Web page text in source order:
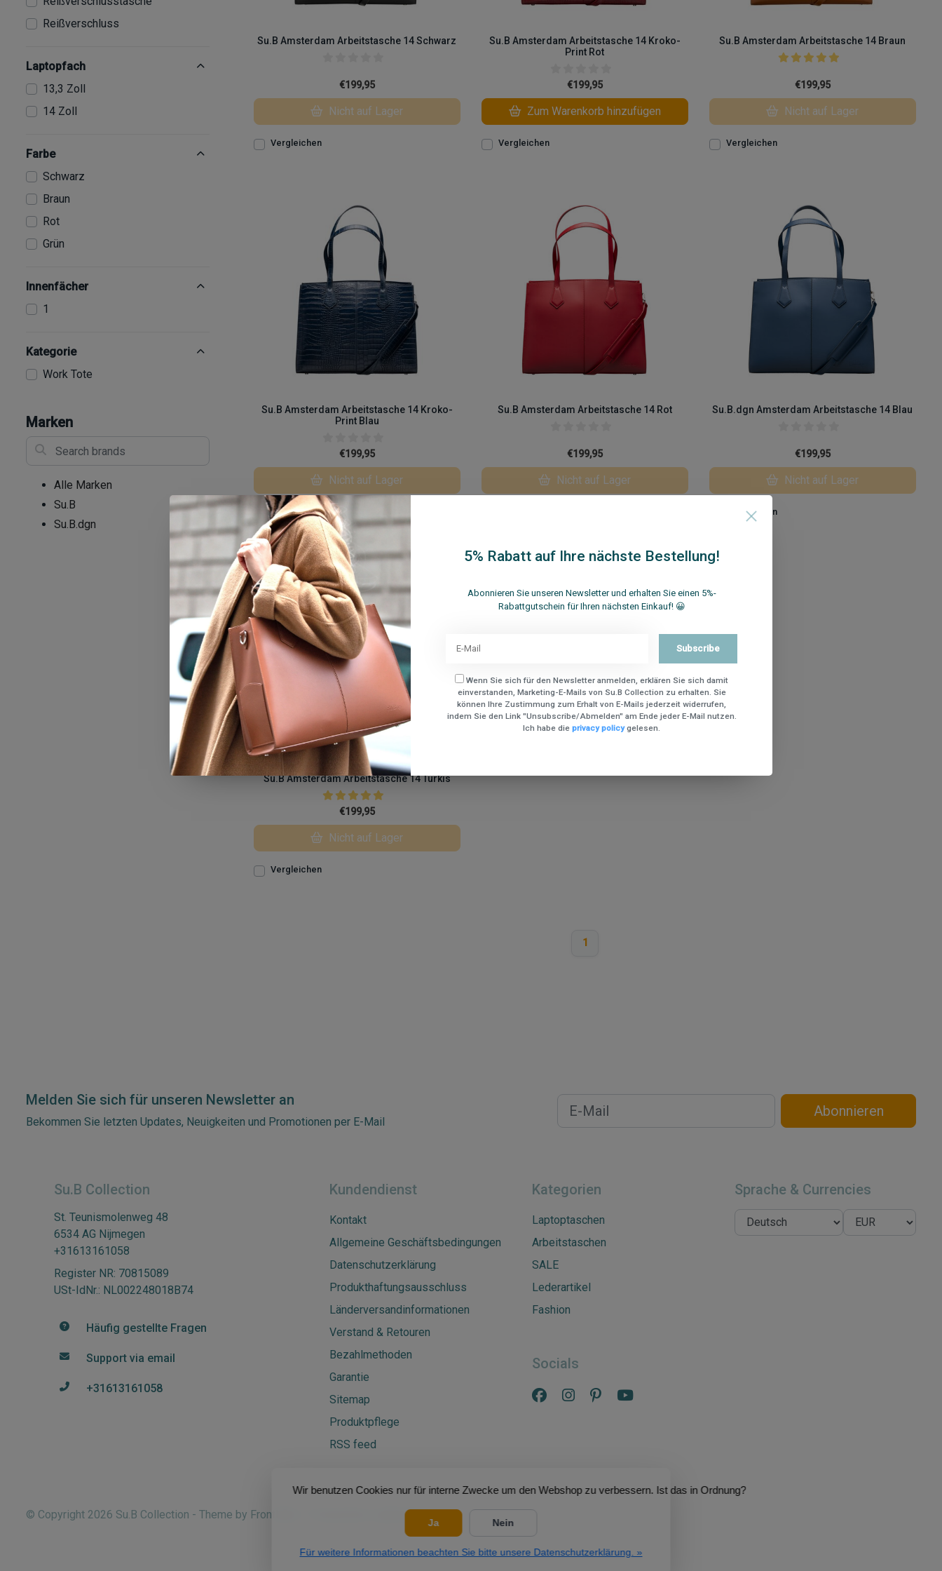
Wir benutzen Cookies nur für interne Zwecke um den Webshop zu verbessern. Ist das in Ordnung?
Ja Nein
Für weitere Informationen beachten Sie bitte unsere Datenschutzerklärung. »
Reißverschluss
Laptopfach
13,3 Zoll
14 Zoll
Farbe
Schwarz
Braun
Rot
Grün
Innenfächer
1
Kategorie
Work Tote
Marken
Search brands
Alle Marken
Su.B
Su.B.dgn
Su.B Amsterdam Arbeitstasche 14 Schwarz
€199,95
Nicht auf Lager
Vergleichen
Su.B Amsterdam Arbeitstasche 14 Kroko-
Print Rot
€199,95
Zum Warenkorb hinzufügen
Vergleichen
Su.B Amsterdam Arbeitstasche 14 Braun
€199,95
Nicht auf Lager
Vergleichen
Su.B Amsterdam Arbeitstasche 14 Kroko-
Print Blau
€199,95
Nicht auf Lager
Vergleichen
Su.B Amsterdam Arbeitstasche 14 Rot
€199,95
Nicht auf Lager
Su.B.dgn Amsterdam Arbeitstasche 14 Blau
€199,95
Nicht auf Lager
Vergleichen
Su.B Amsterdam Arbeitstasche 14 Türkis
€199,95
Nicht auf Lager
Vergleichen
1
Melden Sie sich für unseren Newsletter an
Bekommen Sie letzten Updates, Neuigkeiten und Promotionen per E-Mail
Abonnieren
Su.B Collection
St. Teunismolenweg 48
6534 AG Nijmegen
+31613161058
Register NR: 70815089
USt-IdNr.: NL002248018B74
Häufig gestellte Fragen
Support via email
+31613161058
Kundendienst
Kontakt
Allgemeine Geschäftsbedingungen
Datenschutzerklärung
Produkthaftungsausschluss
Länderversandinformationen
Verstand & Retouren
Bezahlmethoden
Garantie
Sitemap
Produktpflege
RSS feed
Kategorien
Laptoptaschen
Arbeitstaschen
SALE
Lederartikel
Fashion
Socials
Sprache & Currencies
© Copyright 2026 Su.B Collection - Theme by Frontlabel Lightspeed
5% Rabatt auf Ihre nächste Bestellung!
Abonnieren Sie unseren Newsletter und erhalten Sie einen 5%-
Rabattgutschein für Ihren nächsten Einkauf! 😀
Subscribe
Wenn Sie sich für den Newsletter anmelden, erklären Sie sich damit
einverstanden, Marketing-E-Mails von Su.B Collection zu erhalten. Sie
können Ihre Zustimmung zum Erhalt von E-Mails jederzeit widerrufen,
indem Sie den Link "Unsubscribe/Abmelden" am Ende jeder E-Mail nutzen.
Ich habe die privacy policy gelesen.